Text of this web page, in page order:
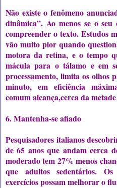
Não existe o fenômeno
dinâmica”. Ao menos se o
compreender o texto. Estudos
vão muito pior quando
motora da retina, e o tempo
mácula para o tálamo e em
processamento, limita os olhos
minuto, em eficiência
comum alcança,cerca da
6. Mantenha-se afiado
Pesquisadores italianos
de 65 anos que andam cerca
moderado tem 27% menos
que adultos sedentários. Os
exercícios possam melhorar o